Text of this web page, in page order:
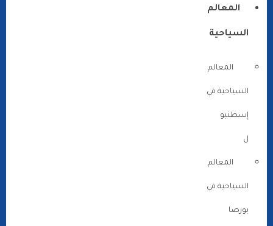
المعالم
السياحية
المعالم
السياحية في
إسطنبو
ل
المعالم
السياحية في
بورصا